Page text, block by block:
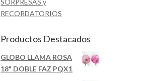
SORPRESAS y
RECORDATORIOS
Productos Destacados
GLOBO LLAMA ROSA
18" DOBLE FAZ PQX1